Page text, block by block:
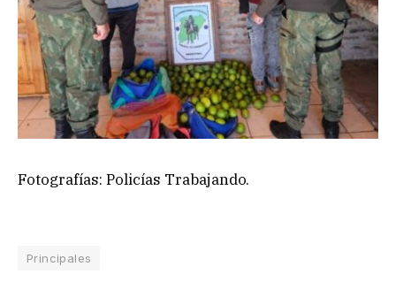
Fotografías: Policías Trabajando.
Principales